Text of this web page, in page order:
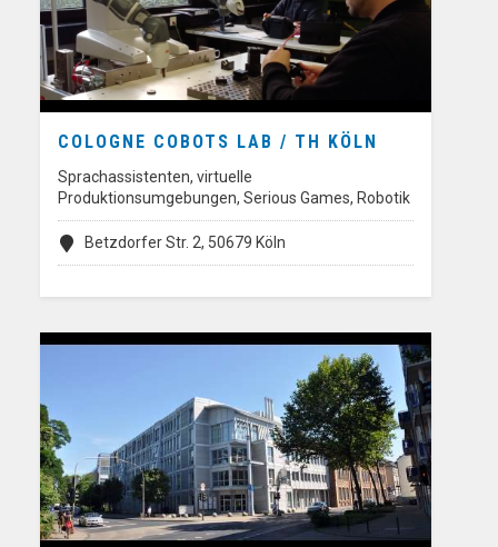
COLOGNE COBOTS LAB / TH KÖLN
Sprachassistenten, virtuelle
Produktionsumgebungen, Serious Games, Robotik
Betzdorfer Str. 2, 50679 Köln